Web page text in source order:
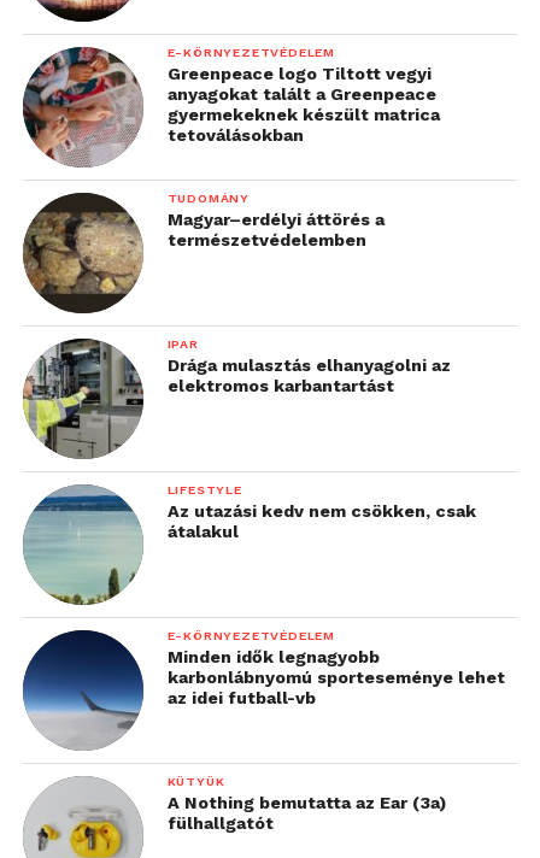
E-KÖRNYEZETVÉDELEM
Greenpeace logo Tiltott vegyi
anyagokat talált a Greenpeace
gyermekeknek készült matrica
tetoválásokban
TUDOMÁNY
Magyar–erdélyi áttörés a
természetvédelemben
IPAR
Drága mulasztás elhanyagolni az
elektromos karbantartást
LIFESTYLE
Az utazási kedv nem csökken, csak
átalakul
E-KÖRNYEZETVÉDELEM
Minden idők legnagyobb
karbonlábnyomú sporteseménye lehet
az idei futball-vb
KÜTYÜK
A Nothing bemutatta az Ear (3a)
fülhallgatót